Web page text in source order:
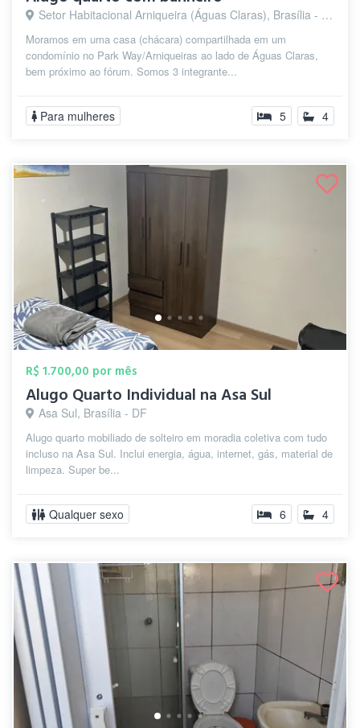
Setor Habitacional Arniqueira (Águas Claras), Brasília - DF
Moramos em uma casa (chácara) compartilhada em um
condomínio no Park Way/Arniqueiras ao lado de Águas Claras,
bem próximo ao fórum. Somos 3 integrante...
Para mulheres 5 4
R$ 1.700,00 por mês
Alugo Quarto Individual na Asa Sul
Asa Sul, Brasília - DF
Alugo quarto mobiliado de solteiro em moradia coletiva com tudo
incluso na Asa Sul. Inclui energia, água, internet, gás, material de
limpeza. Super be...
Qualquer sexo 6 4